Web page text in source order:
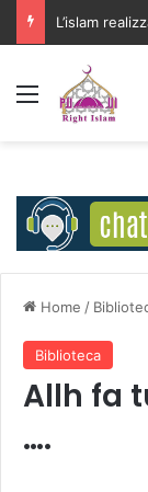
Menu
Home /
Biblioteca
Allh fa
….